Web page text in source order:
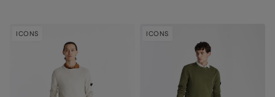
ICONS ICONS